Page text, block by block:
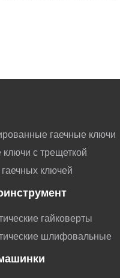
гаечные ключи
ключи с трещеткой
ключей
гайковерты
шлифовальные